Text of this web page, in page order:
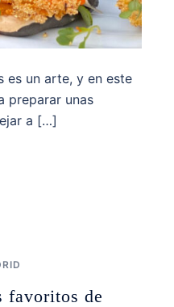
es un arte, y en este
preparar unas
a […]
favoritos de